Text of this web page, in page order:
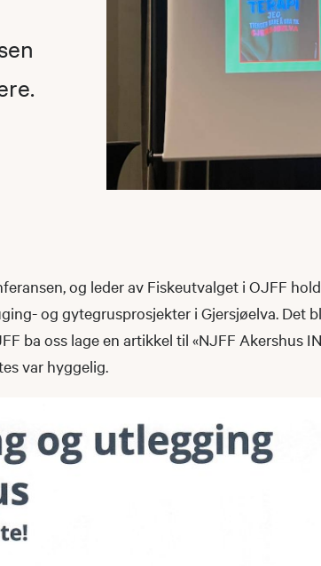
og leder av Fiskeutvalget i OJFF
og gytegrusprosjekter i Gjersjøelva. Det
ba oss lage en artikkel til «NJFF Akershus
var hyggelig.